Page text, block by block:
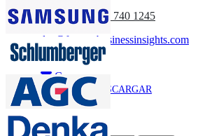
(APAC) +91 744 740 1245
sales@fortunebusinessinsights.com
Llamar
Correo
DESCARGAR
MUESTRA
Suscríbete al Boletín